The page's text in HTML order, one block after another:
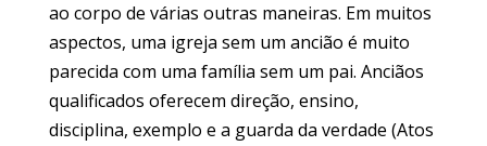
ao corpo de várias outras maneiras. Em muitos
aspectos, uma igreja sem um ancião é muito
parecida com uma família sem um pai. Anciãos
qualificados oferecem direção, ensino,
disciplina, exemplo e a guarda da verdade (Atos